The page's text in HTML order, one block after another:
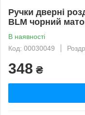
Ручки дверні
BLM чорний
В наявності
Код: 00030049
348 ₴